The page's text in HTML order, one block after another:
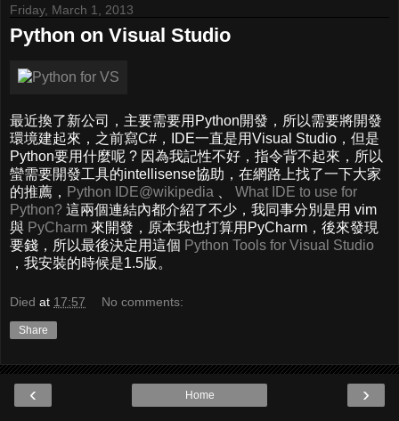
Friday, March 1, 2013
Python on Visual Studio
最近換了新公司，主要需要用Python開發，所以需要將開發
環境建起來，之前寫C#，IDE一直是用Visual Studio，但是
Python要用什麼呢 ? 因為我記性不好，指令背不起來，所以
蠻需要開發工具的intellisense協助，在網路上找了一下大家
的推薦， Python IDE@wikipedia 、 What IDE to use for
Python? 這兩個連結內都介紹了不少，我同事分別是用 vim
與 PyCharm 來開發，原本我也打算用PyCharm，後來發現
要錢，所以最後決定用這個 Python Tools for Visual Studio
，我安裝的時候是1.5版。
Died at 17:57 No comments:
Share
‹ ›
Home